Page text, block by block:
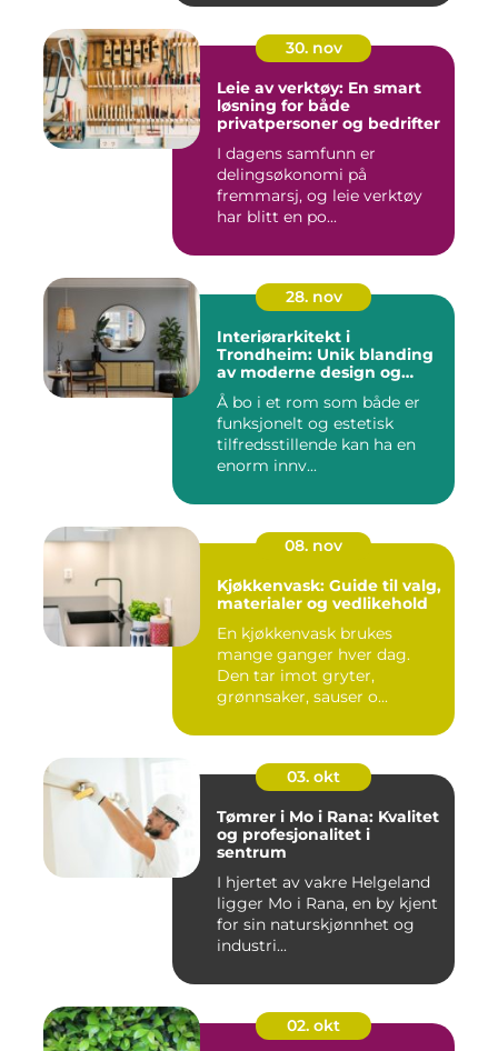
30. nov
Leie av verktøy: En smart
løsning for både
privatpersoner og bedrifter
I dagens samfunn er
delingsøkonomi på
fremmarsj, og leie verktøy
har blitt en po...
28. nov
Interiørarkitekt i
Trondheim: Unik blanding
av moderne design og
tradisjonelle elementer
Å bo i et rom som både er
funksjonelt og estetisk
tilfredsstillende kan ha en
enorm innv...
08. nov
Kjøkkenvask: Guide til valg,
materialer og vedlikehold
En kjøkkenvask brukes
mange ganger hver dag.
Den tar imot gryter,
grønnsaker, sauser o...
03. okt
Tømrer i Mo i Rana: Kvalitet
og profesjonalitet i
sentrum
I hjertet av vakre Helgeland
ligger Mo i Rana, en by kjent
for sin naturskjønnhet og
industri...
02. okt